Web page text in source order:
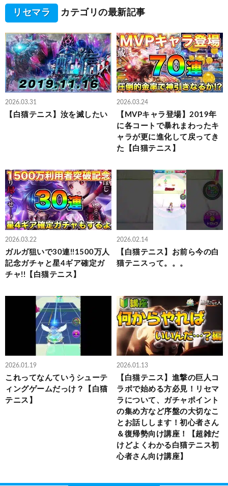
リセマラ カテゴリの最新記事
2026.03.31
【白猫テニス】汝を滅したい
2026.03.24
【MVPキャラ登場】2019年
に各コートで暴れまわったキ
ャラが更に進化して戻ってき
た【白猫テニス】
2026.03.22
ガルガ狙いで30連!!1500万人
記念ガチャと星4ギア確定ガ
チャ!!【白猫テニス】
2026.02.14
【白猫テニス】お前ら今の白
猫テニスって。。。
2026.01.19
これってなんていうシューテ
ィングゲームだっけ？【白猫
テニス】
2026.01.13
【白猫テニス】進撃の巨人コ
ラボで始める方必見！リセマ
ラについて、ガチャポイント
の集め方など序盤の大切なこ
とお話しします！初心者さん
＆復帰勢向け講座！【超雑だ
けどよくわかる白猫テニス初
心者さん向け講座】